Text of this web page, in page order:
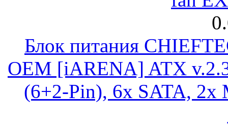
Блок питания
OEM [iARENA] ATX
(6+2-Pin), 6x SATA, 2x